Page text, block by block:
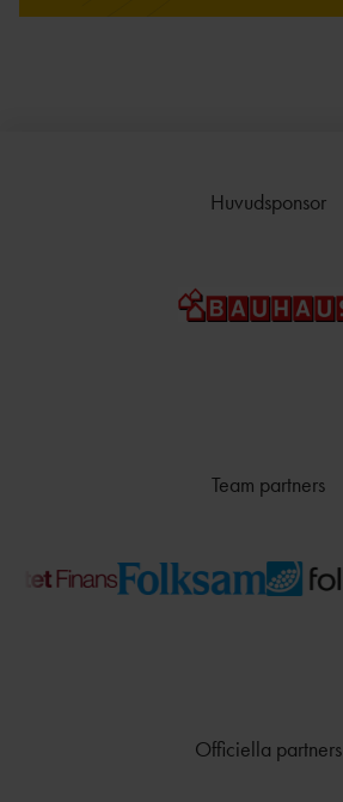
Huvudsponsor
Team partners
Officiella partners